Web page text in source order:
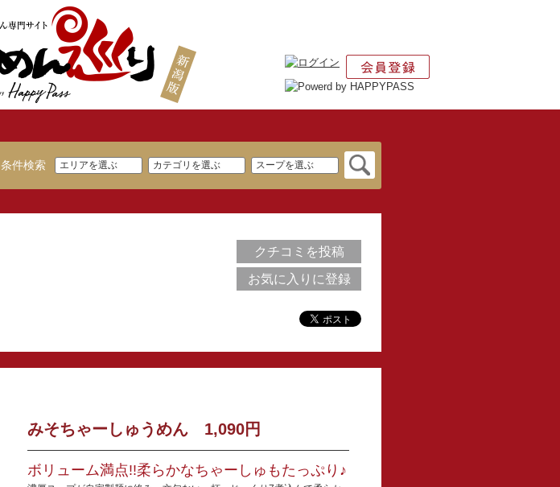
条件検索
クチコミを投稿
お気に入りに登録
みそちゃーしゅうめん 1,090円
ボリューム満点!!柔らかなちゃーしゅもたっぷり♪